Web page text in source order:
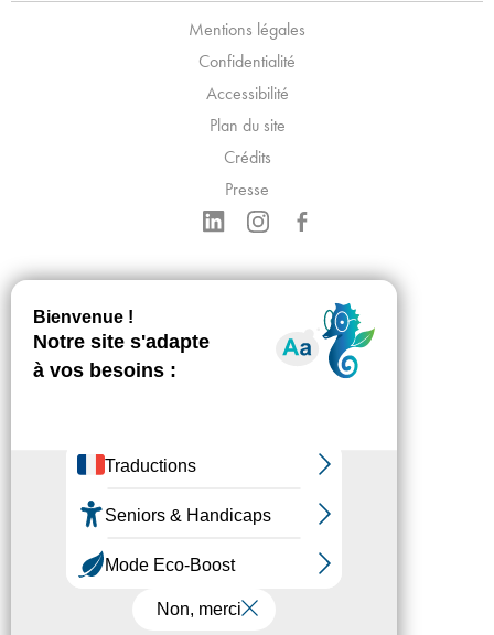
Mentions légales
Confidentialité
Accessibilité
Plan du site
Crédits
Presse